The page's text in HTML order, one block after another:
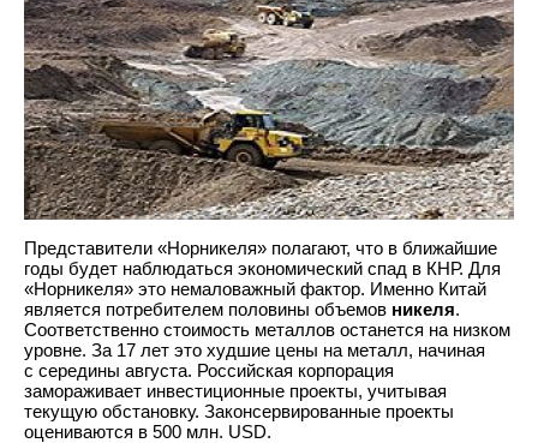
Представители «Норникеля» полагают, что в ближайшие
годы будет наблюдаться экономический спад в КНР. Для
«Норникеля» это немаловажный фактор. Именно Китай
является потребителем половины объемов никеля.
Соответственно стоимость металлов останется на низком
уровне. За 17 лет это худшие цены на металл, начиная
с середины августа. Российская корпорация
замораживает инвестиционные проекты, учитывая
текущую обстановку. Законсервированные проекты
оцениваются в 500 млн. USD.